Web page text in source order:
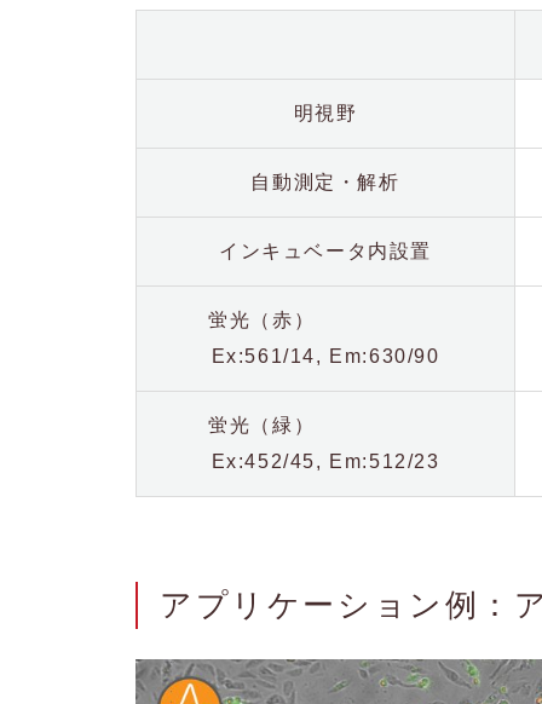
明視野
自動測定・解析
インキュベータ内設置
蛍光（赤）
Ex:561/14, Em:630/90
蛍光（緑）
Ex:452/45, Em:512/23
アプリケーション例：